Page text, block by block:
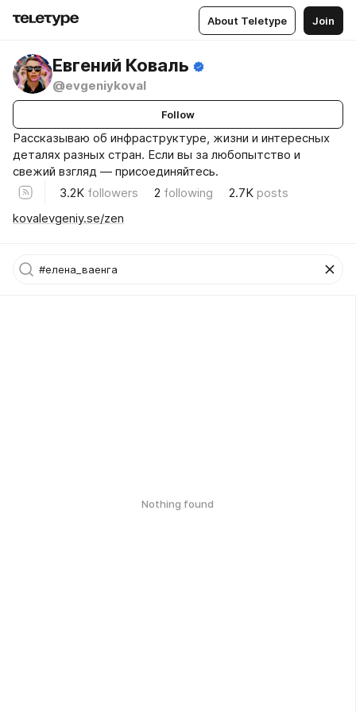
About Teletype Join
Евгений Коваль
@evgeniykoval
Follow
Рассказываю об инфраструктуре, жизни и интересных
деталях разных стран. Если вы за любопытство и
свежий взгляд — присоединяйтесь.
3.2K followers 2 following 2.7K posts
kovalevgeniy.se/zen
Nothing found